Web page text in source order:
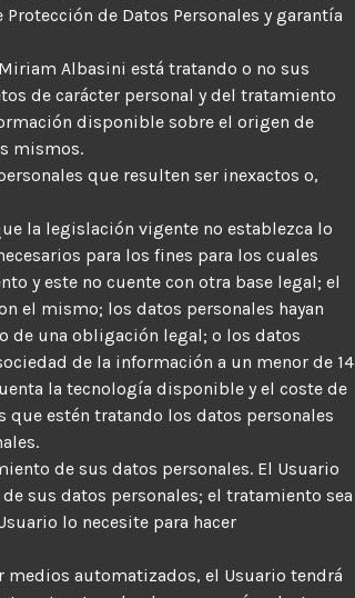
de Datos Personales y garantía
Albasini está tratando o no sus
de carácter personal y del tratamiento
disponible sobre el origen de
mismos.
que resulten ser inexactos o,
la legislación vigente no establezca lo
para los fines para los cuales
y este no cuente con otra base legal; el
el mismo; los datos personales hayan
una obligación legal; o los datos
de la información a un menor de 14
la tecnología disponible y el coste de
estén tratando los datos personales
de sus datos personales. El Usuario
sus datos personales; el tratamiento sea
lo necesite para hacer
medios automatizados, el Usuario tendrá